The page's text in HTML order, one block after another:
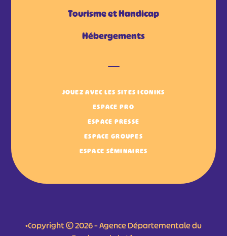
Tourisme et Handicap
Hébergements
JOUEZ AVEC LES SITES ICONIKS
ESPACE PRO
ESPACE PRESSE
ESPACE GROUPES
ESPACE SÉMINAIRES
•Copyright © 2026 – Agence Départementale du